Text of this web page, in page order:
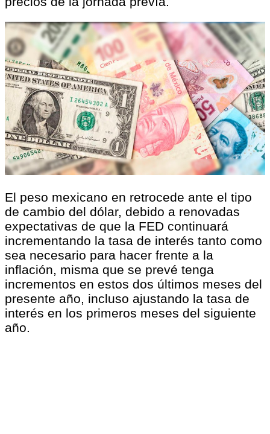
El peso mexicano en retrocede ante el tipo
de cambio del dólar, debido a renovadas
expectativas de que la FED continuará
incrementando la tasa de interés tanto como
sea necesario para hacer frente a la
inflación, misma que se prevé tenga
incrementos en estos dos últimos meses del
presente año, incluso ajustando la tasa de
interés en los primeros meses del siguiente
año.